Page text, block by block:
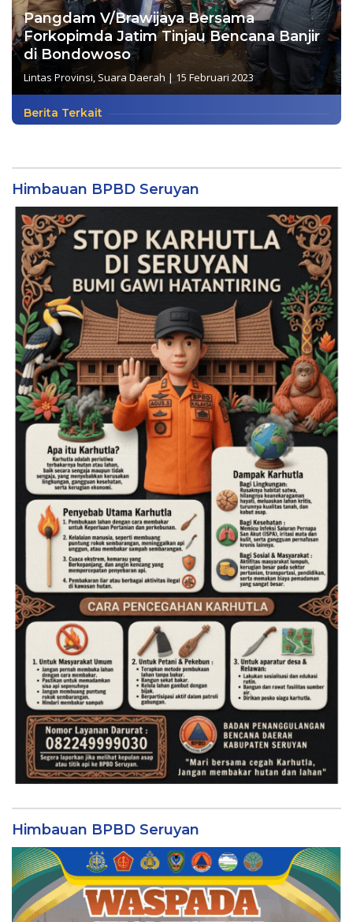
Pangdam V/Brawijaya Bersama
Forkopimda Jatim Tinjau Bencana Banjir
di Bondowoso
Lintas Provinsi, Suara Daerah | 15 Februari 2023
Berita Terkait
Himbauan BPBD Seruyan
Himbauan BPBD Seruyan